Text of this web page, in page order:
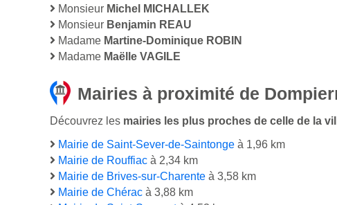
Monsieur Michel MICHALLEK
Monsieur Benjamin REAU
Madame Martine-Dominique ROBIN
Madame Maëlle VAGILE
Mairies à proximité de
Découvrez les mairies les plus proches de celle de la
Mairie de Saint-Sever-de-Saintonge à 1,96 km
Mairie de Rouffiac à 2,34 km
Mairie de Brives-sur-Charente à 3,58 km
Mairie de Chérac à 3,88 km